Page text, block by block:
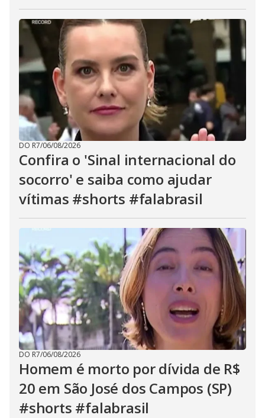
DO R7/06/08/2026
Confira o 'Sinal internacional do
socorro' e saiba como ajudar
vítimas #shorts #falabrasil
DO R7/06/08/2026
Homem é morto por dívida de R$
20 em São José dos Campos (SP)
#shorts #falabrasil